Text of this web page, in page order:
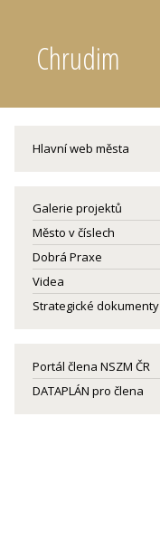
Chrudim
Hlavní web města
Galerie projektů
Město v číslech
Dobrá Praxe
Videa
Strategické dokumenty
Portál člena NSZM ČR
DATAPLÁN pro člena